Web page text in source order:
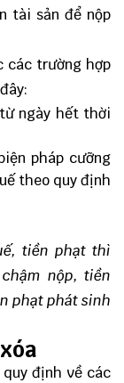
tài sản để nộp
các trường hợp
ngày hết thời
pháp cưỡng
theo quy định
tiền phạt thì
nộp, tiền
phạt phát sinh
quy định về các